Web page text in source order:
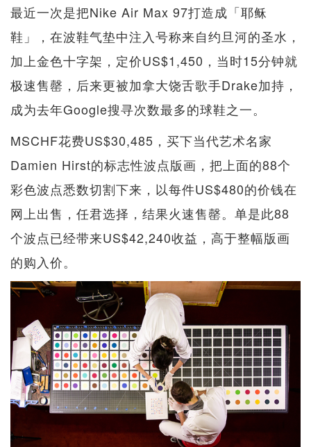
最近一次是把Nike Air Max 97打造成「耶稣
鞋」，在波鞋气垫中注入号称来自约旦河的圣水，
加上金色十字架，定价US$1,450，当时15分钟就
极速售罄，后来更被加拿大饶舌歌手Drake加持，
成为去年Google搜寻次数最多的球鞋之一。
MSCHF花费US$30,485，买下当代艺术名家
Damien Hirst的标志性波点版画，把上面的88个
彩色波点悉数切割下来，以每件US$480的价钱在
网上出售，任君选择，结果火速售罄。单是此88
个波点已经带来US$42,240收益，高于整幅版画
的购入价。